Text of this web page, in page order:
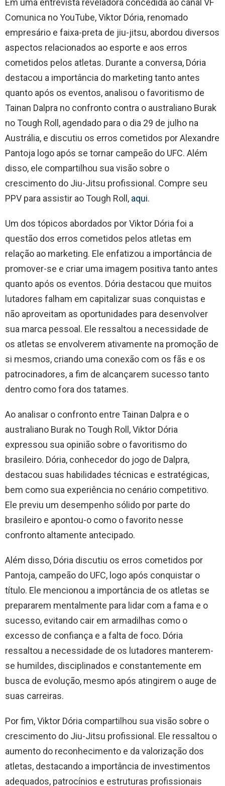
Em uma entrevista reveladora concedida ao canal VF
Comunica no YouTube, Viktor Dória, renomado
empresário e faixa-preta de jiu-jitsu, abordou diversos
aspectos relacionados ao esporte e aos erros
cometidos pelos atletas. Durante a conversa, Dória
destacou a importância do marketing tanto antes
quanto após os eventos, analisou o favoritismo de
Tainan Dalpra no confronto contra o australiano Burak
no Tough Roll, agendado para o dia 29 de julho na
Austrália, e discutiu os erros cometidos por Alexandre
Pantoja logo após se tornar campeão do UFC. Além
disso, ele compartilhou sua visão sobre o
crescimento do Jiu-Jitsu profissional. Compre seu
PPV para assistir ao Tough Roll, aqui.
Um dos tópicos abordados por Viktor Dória foi a
questão dos erros cometidos pelos atletas em
relação ao marketing. Ele enfatizou a importância de
promover-se e criar uma imagem positiva tanto antes
quanto após os eventos. Dória destacou que muitos
lutadores falham em capitalizar suas conquistas e
não aproveitam as oportunidades para desenvolver
sua marca pessoal. Ele ressaltou a necessidade de
os atletas se envolverem ativamente na promoção de
si mesmos, criando uma conexão com os fãs e os
patrocinadores, a fim de alcançarem sucesso tanto
dentro como fora dos tatames.
Ao analisar o confronto entre Tainan Dalpra e o
australiano Burak no Tough Roll, Viktor Dória
expressou sua opinião sobre o favoritismo do
brasileiro. Dória, conhecedor do jogo de Dalpra,
destacou suas habilidades técnicas e estratégicas,
bem como sua experiência no cenário competitivo.
Ele previu um desempenho sólido por parte do
brasileiro e apontou-o como o favorito nesse
confronto altamente antecipado.
Além disso, Dória discutiu os erros cometidos por
Pantoja, campeão do UFC, logo após conquistar o
título. Ele mencionou a importância de os atletas se
prepararem mentalmente para lidar com a fama e o
sucesso, evitando cair em armadilhas como o
excesso de confiança e a falta de foco. Dória
ressaltou a necessidade de os lutadores manterem-
se humildes, disciplinados e constantemente em
busca de evolução, mesmo após atingirem o auge de
suas carreiras.
Por fim, Viktor Dória compartilhou sua visão sobre o
crescimento do Jiu-Jitsu profissional. Ele ressaltou o
aumento do reconhecimento e da valorização dos
atletas, destacando a importância de investimentos
adequados, patrocínios e estruturas profissionais